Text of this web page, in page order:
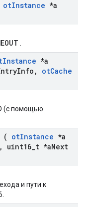
otInstance *a
Instance *a
Info , otCache
(с помощью
( otInstance *a
, uint16 t *aNext
и пути к